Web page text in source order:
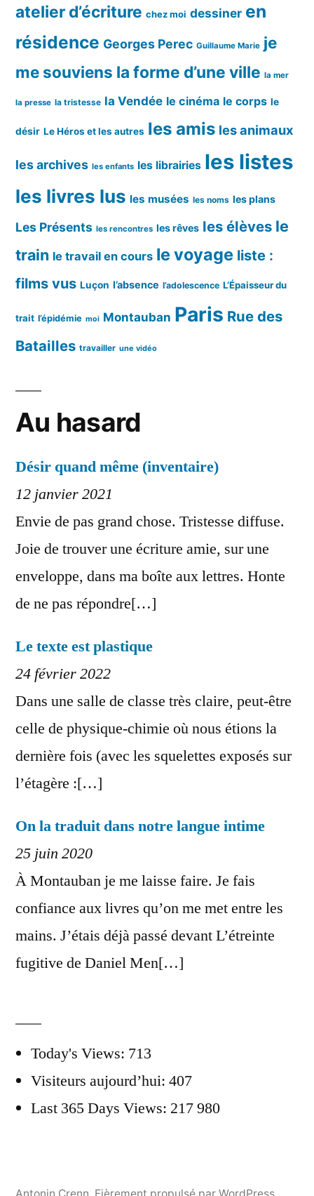
atelier d’écriture chez moi dessiner en
résidence Georges Perec Guillaume Marie je
me souviens la forme d’une ville la mer
la presse la tristesse la Vendée le cinéma le corps le
désir Le Héros et les autres les amis les animaux
les archives les enfants les librairies les listes
les livres lus les musées les noms les plans
Les Présents les rencontres les rêves les élèves le
train le travail en cours le voyage liste :
films vus Luçon l’absence l’adolescence L’Épaisseur du
trait l’épidémie moi Montauban Paris Rue des
Batailles travailler une vidéo
Au hasard
Désir quand même (inventaire)
12 janvier 2021
Envie de pas grand chose. Tristesse diffuse.
Joie de trouver une écriture amie, sur une
enveloppe, dans ma boîte aux lettres. Honte
de ne pas répondre[…]
Le texte est plastique
24 février 2022
Dans une salle de classe très claire, peut-être
celle de physique-chimie où nous étions la
dernière fois (avec les squelettes exposés sur
l’étagère :[…]
On la traduit dans notre langue intime
25 juin 2020
À Montauban je me laisse faire. Je fais
confiance aux livres qu’on me met entre les
mains. J’étais déjà passé devant L’étreinte
fugitive de Daniel Men[…]
Today's Views: 713
Visiteurs aujourd’hui: 407
Last 365 Days Views: 217 980